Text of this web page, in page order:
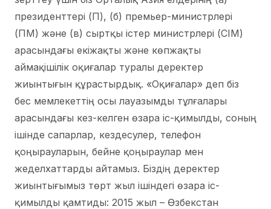
президенттері (П), (б) премьер-министрлері
(ПМ) және (в) сыртқы істер министрлері (СІМ)
арасындағы екіжақты және көпжақты
аймақішілік оқиғалар туралы деректер
жиынтығын құрастырдық. «Оқиғалар» деп біз
бес мемлекеттің осы лауазымды тұлғалары
арасындағы кез-келген өзара іс-қимылды, соның
ішінде сапарлар, кездесулер, телефон
қоңырауларын, бейне қоңыраулар мен
жеделхаттарды айтамыз. Біздің деректер
жиынтығымыз төрт жыл ішіндегі өзара іс-
қимылды қамтиды: 2015 жыл – Өзбекстан